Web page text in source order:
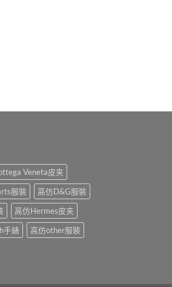
Veneta皮夹
服裝
高仿D&G服裝
高仿Hermes皮夹
手錶
高仿other服裝